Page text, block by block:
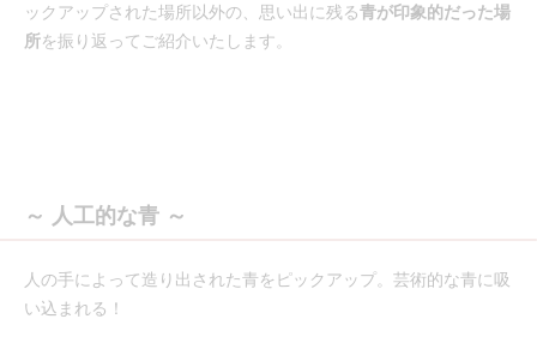
ックアップされた場所以外の、思い出に残る青が印象的だった場
所を振り返ってご紹介いたします。
～ 人工的な青 ～
人の手によって造り出された青をピックアップ。芸術的な青に吸
い込まれる！